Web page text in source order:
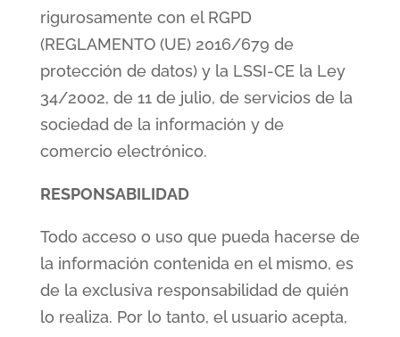
rigurosamente con el RGPD
(REGLAMENTO (UE) 2016/679 de
protección de datos) y la LSSI-CE la Ley
34/2002, de 11 de julio, de servicios de la
sociedad de la información y de
comercio electrónico.
RESPONSABILIDAD
Todo acceso o uso que pueda hacerse de
la información contenida en el mismo, es
de la exclusiva responsabilidad de quién
lo realiza. Por lo tanto, el usuario acepta,